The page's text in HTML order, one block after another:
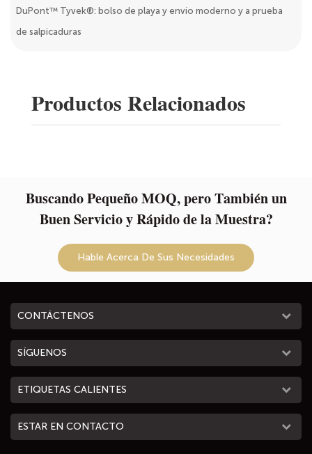
DuPont™ Tyvek®: bolso de playa y envío moderno y a prueba
de salpicaduras
Productos Relacionados
Buscando Pequeño MOQ, pero También un
Buen Servicio y Rápido de la Muestra?
Hable Acerca De Sus Necesidades
CONTÁCTENOS
SÍGUENOS
ETIQUETAS CALIENTES
ESTAR EN CONTACTO